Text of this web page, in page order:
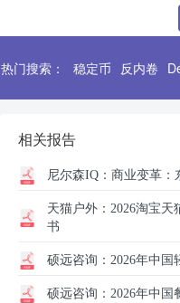
热门搜索： 稳定币 反内卷
相关报告
尼尔森IQ： 商业变革：
天猫户外： 2026淘宝天
书
硕远咨询： 2026年中国
硕远咨询： 2026年中国